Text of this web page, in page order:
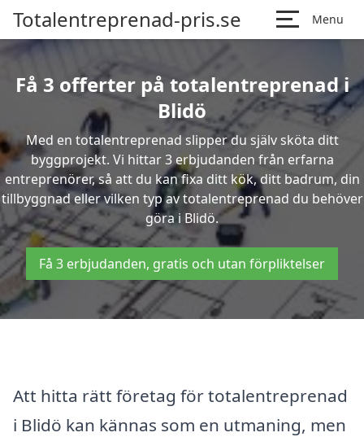
Totalentreprenad-pris.se Menu
Få 3 offerter på totalentreprenad i
Blidö
Med en totalentreprenad slipper du själv sköta ditt
byggprojekt. Vi hittar 3 erbjudanden från erfarna
entreprenörer, så att du kan fixa ditt kök, ditt badrum, din
tillbyggnad eller vilken typ av totalentreprenad du behöver
göra i Blidö.
Få 3 erbjudanden, gratis och utan förpliktelser
Att hitta rätt företag för totalentreprenad
i Blidö kan kännas som en utmaning, men